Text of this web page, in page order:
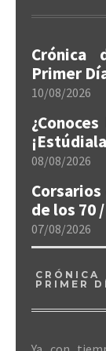
Crónica
Primer
10/08/2026
08/08/2026
de los 70
07/08/2026
PRIMER